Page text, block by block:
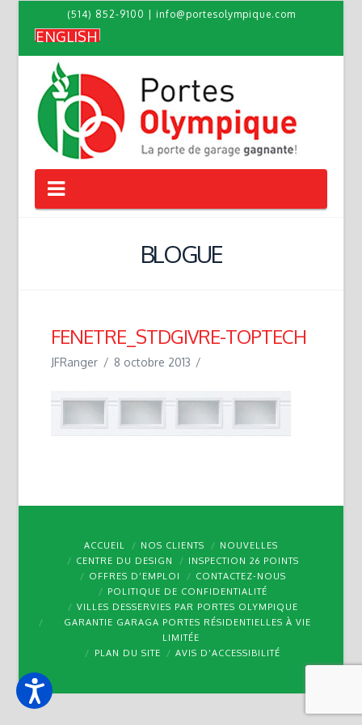
(514) 852-9100 info@portesolympique.com
ENGLISH
Navigation
BLOGUE
FENETRE_STDGIVRE-TOPTECH
JFRanger 8 octobre 2013
ACCUEIL NOS CLIENTS
NOUVELLES
CENTRE DU DESIGN
INSPECTION 26 POINTS
OFFRES D’EMPLOI
CONTACTEZ-NOUS
POLITIQUE DE CONFIDENTIALITÉ
VILLES DESSERVIES PAR PORTES OLYMPIQUE
GARANTIE GARAGA PORTES RÉSIDENTIELLES À VIE
LIMITÉE
PLAN DU SITE
AVIS D’ACCESSIBILITÉ